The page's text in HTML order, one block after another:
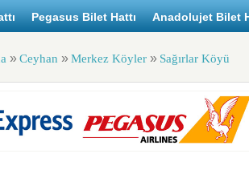
Pegasus Bilet Hattı Anadolujet Bilet
»Ceyhan »Merkez Köyler » Sağırlar Köyü